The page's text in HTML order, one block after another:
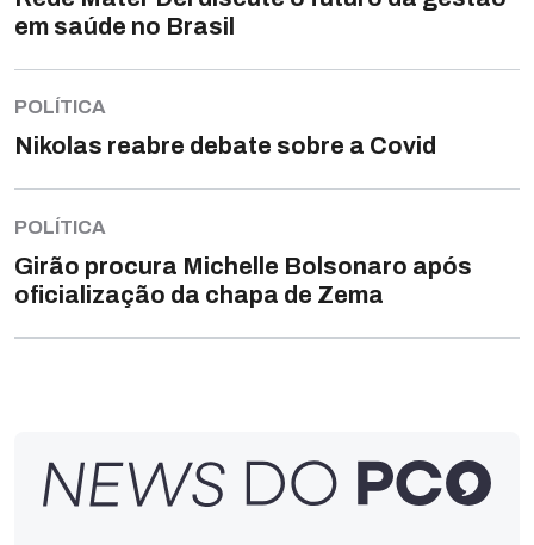
em saúde no Brasil
POLÍTICA
Nikolas reabre debate sobre a Covid
POLÍTICA
Girão procura Michelle Bolsonaro após
oficialização da chapa de Zema